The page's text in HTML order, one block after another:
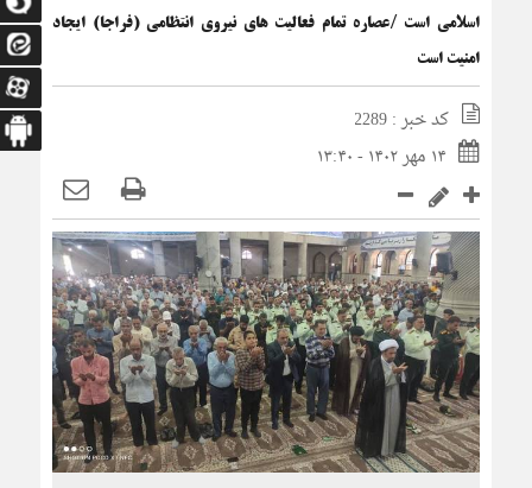
اسلامی است /عصاره تمام فعالیت های نیروی انتظامی (فراجا) ایجاد
امنیت است
کد خبر : 2289
۱۴ مهر ۱۴۰۲ - ۱۳:۴۰